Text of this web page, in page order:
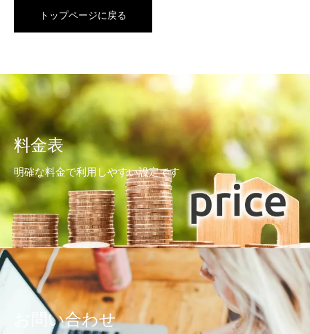
トップページに戻る
料金表
明確な料金で利用しやすい設定です
お問い合わせ